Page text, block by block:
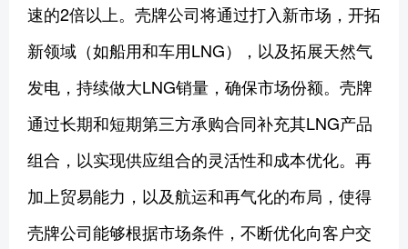
速的2倍以上。壳牌公司将通过打入新市场，开拓
新领域（如船用和车用LNG），以及拓展天然气
发电，持续做大LNG销量，确保市场份额。壳牌
通过长期和短期第三方承购合同补充其LNG产品
组合，以实现供应组合的灵活性和成本优化。再
加上贸易能力，以及航运和再气化的布局，使得
壳牌公司能够根据市场条件，不断优化向客户交